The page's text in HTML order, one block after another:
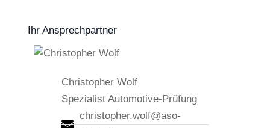
Ihr Ansprechpartner
Christopher Wolf
Spezialist Automotive-Prüfung
christopher.wolf@aso-